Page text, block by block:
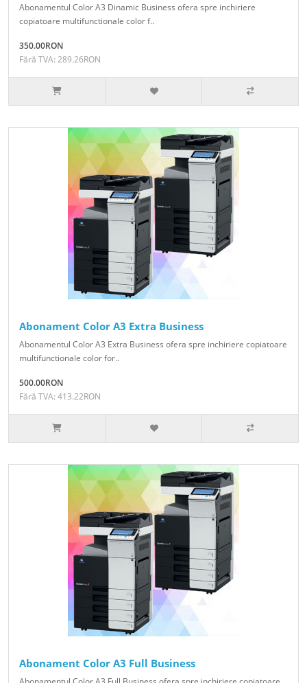
Abonamentul Color A3 Dinamic Business ofera spre inchiriere
copiatoare multifunctionale color f..
350.00RON
Fără TVA: 289.26RON
Abonament Color A3 Extra Business
Abonamentul Color A3 Extra Business ofera spre inchiriere copiatoare
multifunctionale color for..
500.00RON
Fără TVA: 413.22RON
Abonament Color A3 Full Business